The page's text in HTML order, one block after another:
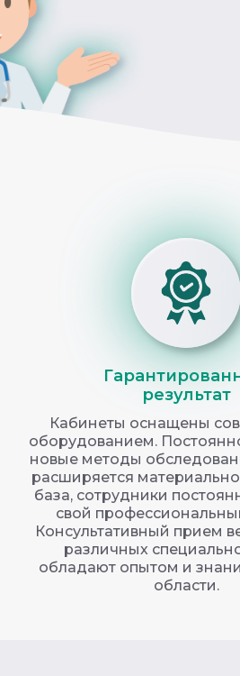
результат
Кабинеты оснащены
оборудованием.
новые методы
расширяется
база, сотрудники
свой
Консультативный прием
различных
обладают опытом и
области.